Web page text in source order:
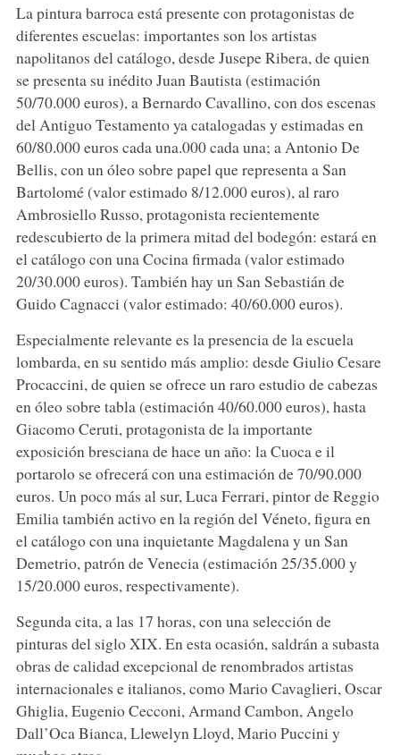
La pintura barroca está presente con protagonistas de
diferentes escuelas: importantes son los artistas
napolitanos del catálogo, desde Jusepe Ribera, de quien
se presenta su inédito Juan Bautista (estimación
50/70.000 euros), a Bernardo Cavallino, con dos escenas
del Antiguo Testamento ya catalogadas y estimadas en
60/80.000 euros cada una.000 cada una; a Antonio De
Bellis, con un óleo sobre papel que representa a San
Bartolomé (valor estimado 8/12.000 euros), al raro
Ambrosiello Russo, protagonista recientemente
redescubierto de la primera mitad del bodegón: estará en
el catálogo con una Cocina firmada (valor estimado
20/30.000 euros). También hay un San Sebastián de
Guido Cagnacci (valor estimado: 40/60.000 euros).
Especialmente relevante es la presencia de la escuela
lombarda, en su sentido más amplio: desde Giulio Cesare
Procaccini, de quien se ofrece un raro estudio de cabezas
en óleo sobre tabla (estimación 40/60.000 euros), hasta
Giacomo Ceruti, protagonista de la importante
exposición bresciana de hace un año: la Cuoca e il
portarolo se ofrecerá con una estimación de 70/90.000
euros. Un poco más al sur, Luca Ferrari, pintor de Reggio
Emilia también activo en la región del Véneto, figura en
el catálogo con una inquietante Magdalena y un San
Demetrio, patrón de Venecia (estimación 25/35.000 y
15/20.000 euros, respectivamente).
Segunda cita, a las 17 horas, con una selección de
pinturas del siglo XIX. En esta ocasión, saldrán a subasta
obras de calidad excepcional de renombrados artistas
internacionales e italianos, como Mario Cavaglieri, Oscar
Ghiglia, Eugenio Cecconi, Armand Cambon, Angelo
Dall’Oca Bianca, Llewelyn Lloyd, Mario Puccini y